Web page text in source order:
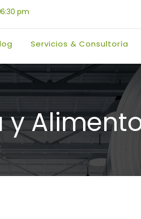
pm
Servicios & Consultoría
y